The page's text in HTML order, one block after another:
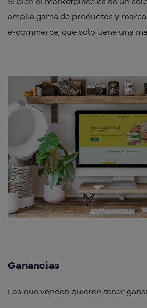
amplia gama de productos y
e-commerce, que solo tiene una
Ganancias
Los que venden quieren tener